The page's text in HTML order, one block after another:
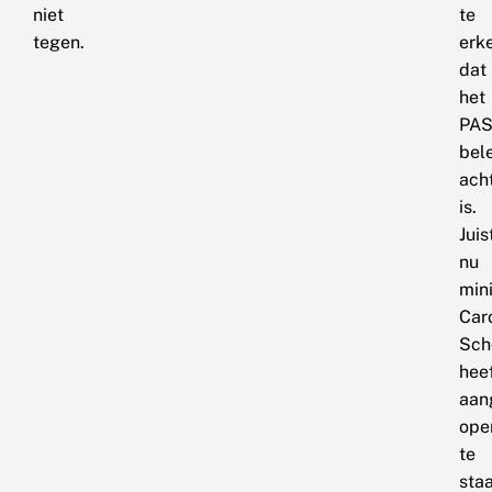
niet
tegen.
te
dat
het
is.
nu
te